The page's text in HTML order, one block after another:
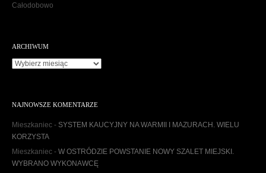
Całodobowo
ARCHIWUM
Archiwum
NAJNOWSZE KOMENTARZE
Mieszkaniec - SYSTEM KAUCYJNY NA WARMII I MAZURACH. WIELU
KORZYSTA
Mieszkaniec - W OSTRÓDZIE POWSTANIE NOWY SZALET MIEJSKI.
WYBRANO WYKONAWCĘ